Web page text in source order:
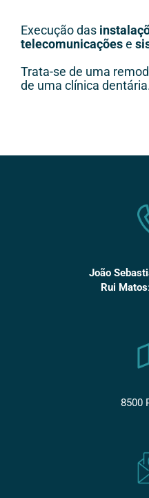
Execução das
telecomunicaçõese
Trata-se de uma
de uma clínica
João
Rui Matos:
8500